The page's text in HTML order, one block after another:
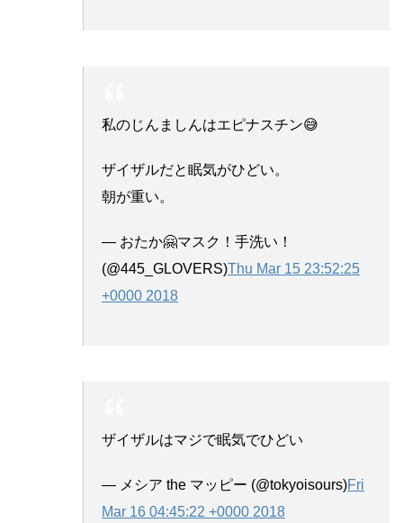
私のじんましんはエピナスチン😅
ザイザルだと眠気がひどい。
朝が重い。
— おたか🤗マスク！手洗い！
(@445_GLOVERS)Thu Mar 15 23:52:25
+0000 2018
ザイザルはマジで眠気でひどい
— メシア the マッピー (@tokyoisours)Fri
Mar 16 04:45:22 +0000 2018